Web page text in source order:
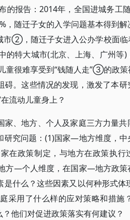
报告：2014年，全国进城务工
，随迁子女的入学问题基本得到
市②，随迁子女进入公办学校面临
的特大城市(北京、上海、广州等
童很难享受到“钱随人走”③的政
。这些情况的发现，激发了本
流动儿童身上？
、地方、个人及家庭三方力量
究问题：(1)国家—地方维度，
在政策制定，与地方在政策执行
方—个人维度，在国家—地方政策
什么？这些因素又以何种形式
采用了什么样的应对策略和措
他们对促进政策落实有何建议？